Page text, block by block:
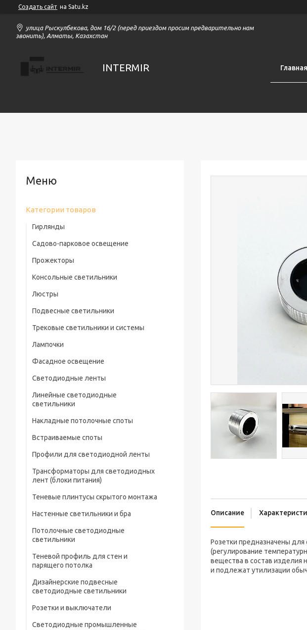
Создать сайт на Satu.kz
улица Рыскулбекова, дом 16/2 (перед приездом просим предварительно нам
звонить), Алматы, Казахстан
INTERMIR Главная
Описание
Розетки предназначены
(регулирование
вещества в состав изделия
и подлежат утилизации
Категории товаров
Гирлянды
Садово-парковое освещение
Прожекторы
Консольные светильники
Люстры
Подвесные светильники
Трековые светильники и системы
Лампочки
Фасадное освещение
Светодиодные ленты
Линейные светодиодные
светильники
Накладные потолочные споты
Встраиваемые споты
Профили для светодиодной ленты
Трансформаторы для светодиодных
лент (блоки питания)
Теневые плинтусы скрытого монтажа
Настенные светильники и бра
Потолочные светодиодные
светильники
Теневой профиль для стен и
парящего потолка
Дизайнерские подвесные
светодиодные светильники
Розетки и выключатели
Светодиодные промышленные